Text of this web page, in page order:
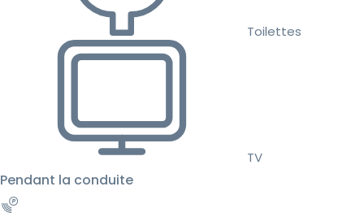
Toilettes
TV
Pendant la conduite